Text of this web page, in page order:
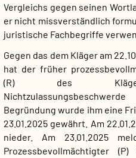
Vergleichs gegen seinen
er nicht missverständlich
juristische Fachbegriffe
Gegen das dem Kläger am
hat der früher
(R) des
Begründung wurde ihm eine
23.01.2025 gewährt. Am
nieder. Am 23.01.2025
Prozessbevollmächtigter